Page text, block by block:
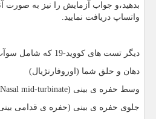
بدهید،و جواب آزمایش را نیز به صورت
واتساپ دریافت نمایید.
دیگر تست های کووید-19 که شامل سوآب بخش های زیر می باشند:
دهان و حلق شما (اوروفارنژیال)
وسط حفره ی بینی (Nasal mid-turbinate
جلوی حفره ی بینی (حفره ی قدامی